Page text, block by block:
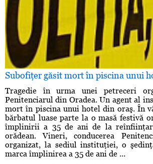
Subofiţer găsit mort în piscina unui
Tragedie în urma unei petreceri
Penitenciarul din Oradea. Un agent al
mort în piscina unui hotel din oraş. În
bărbatul luase parte la o masă festivă
împlinirii a 35 de ani de la
orădean. Vineri, conducerea
organizat, la sediul instituţiei, o
marca împlinirea a 35 de ani de ...